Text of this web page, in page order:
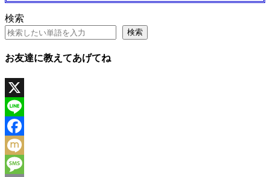
検索
検索
お友達に教えてあげてね
X
Line
Facebook
Mixi